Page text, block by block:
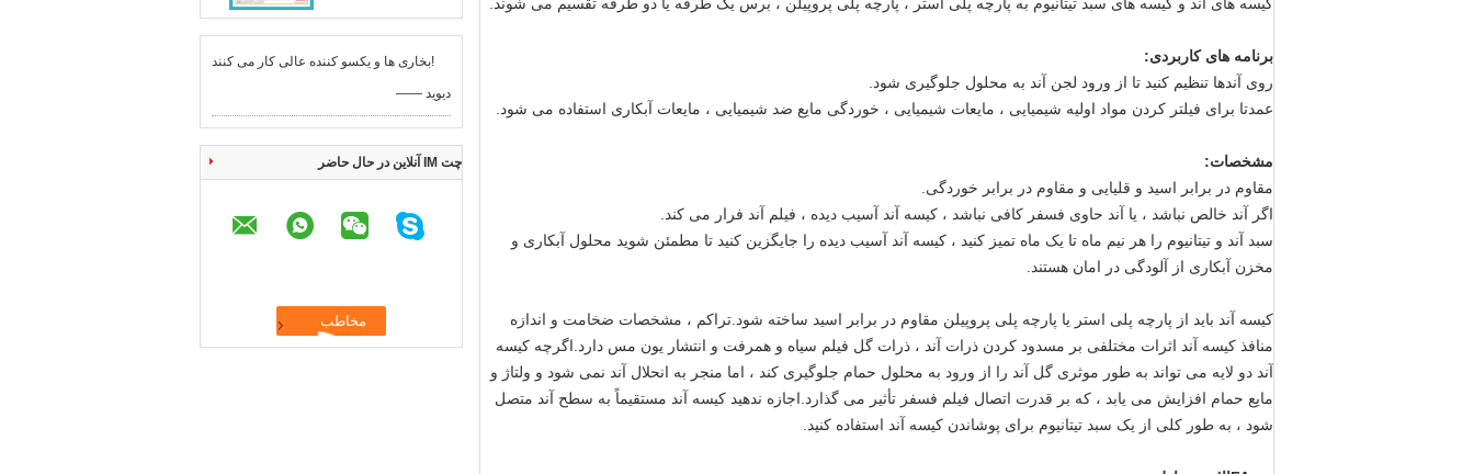
بخاری ها و یکسو کننده عالی کار می کنند!
—— دیوید
چت IM آنلاین در حال حاضر
برنامه های کاربردی:
روی آندها تنظیم کنید تا از ورود لجن آند به محلول جلوگیری شود.
عمدتا برای فیلتر کردن مواد اولیه شیمیایی ، مایعات شیمیایی ، خوردگی مایع ضد شیمیایی ، مایعات آبکاری استفاده می شود.
مشخصات:
مقاوم در برابر اسید و قلیایی و مقاوم در برابر خوردگی.
اگر آند خالص نباشد ، یا آند حاوی فسفر کافی نباشد ، کیسه آند آسیب دیده ، فیلم آند فرار می کند.
سبد آند و تیتانیوم را هر نیم ماه تا یک ماه تمیز کنید ، کیسه آند آسیب دیده را جایگزین کنید تا مطمئن شوید محلول آبکاری و
مخزن آبکاری از آلودگی در امان هستند.
کیسه آند باید از پارچه پلی استر یا پارچه پلی پروپیلن مقاوم در برابر اسید ساخته شود.تراکم ، مشخصات ضخامت و اندازه
منافذ کیسه آند اثرات مختلفی بر مسدود کردن ذرات آند ، ذرات گل فیلم سیاه و همرفت و انتشار یون مس دارد.اگرچه کیسه
آند دو لایه می تواند به طور موثری گل آند را از ورود به محلول حمام جلوگیری کند ، اما منجر به انحلال آند نمی شود و ولتاژ و
مایع حمام افزایش می یابد ، که بر قدرت اتصال فیلم فسفر تأثیر می گذارد.اجازه ندهید کیسه آند مستقیماً به سطح آند متصل
شود ، به طور کلی از یک سبد تیتانیوم برای پوشاندن کیسه آند استفاده کنید.